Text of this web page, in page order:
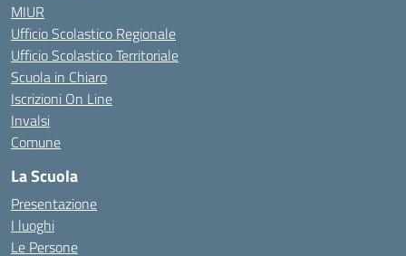
MIUR
Ufficio Scolastico Regionale
Ufficio Scolastico Territoriale
Scuola in Chiaro
Iscrizioni On Line
Invalsi
Comune
La Scuola
Presentazione
I luoghi
Le Persone